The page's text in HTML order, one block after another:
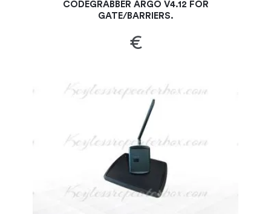
CODEGRABBER ARGO V4.12 FOR
GATE/BARRIERS.
€